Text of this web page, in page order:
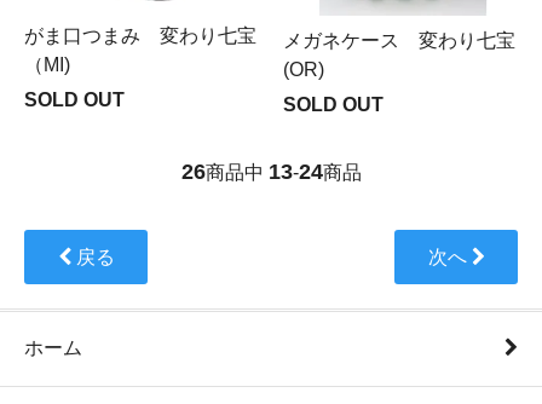
がま口つまみ 変わり七宝
（MI)
SOLD OUT
メガネケース 変わり七宝
(OR)
SOLD OUT
26商品中 13-24商品
戻る 次へ
ホーム